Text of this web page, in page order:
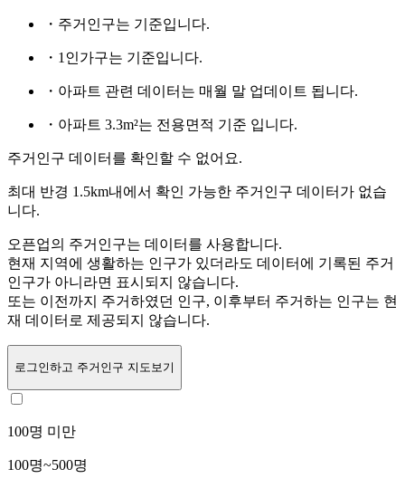
・주거인구는 기준입니다.
・1인가구는 기준입니다.
・아파트 관련 데이터는 매월 말 업데이트 됩니다.
・아파트 3.3m²는 전용면적 기준 입니다.
주거인구 데이터를 확인할 수 없어요.
최대 반경 1.5km내에서 확인 가능한 주거인구 데이터가 없습
니다.
오픈업의 주거인구는 데이터를 사용합니다.
현재 지역에 생활하는 인구가 있더라도 데이터에 기록된 주거
인구가 아니라면 표시되지 않습니다.
또는 이전까지 주거하였던 인구, 이후부터 주거하는 인구는 현
재 데이터로 제공되지 않습니다.
로그인하고 주거인구 지도보기
100명 미만
100명~500명